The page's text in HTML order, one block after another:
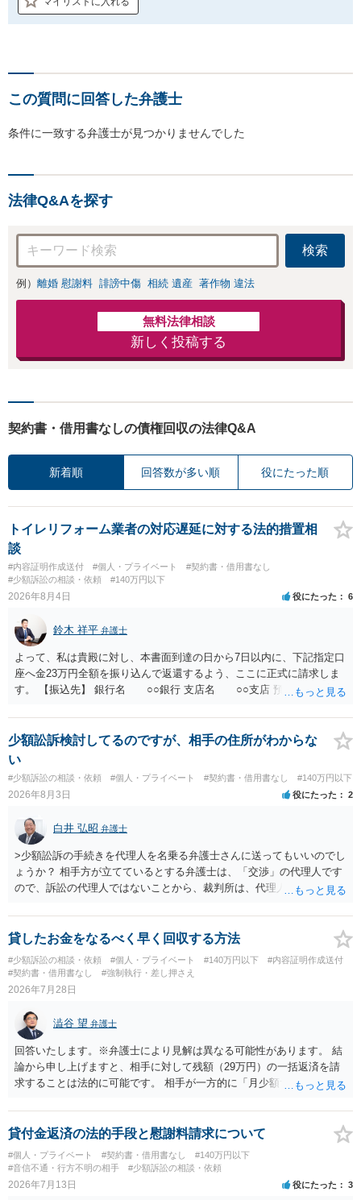
この質問に回答した弁護士
条件に一致する弁護士が見つかりませんでした
法律Q&Aを探す
検索
例） 離婚 慰謝料 誹謗中傷 相続 遺産 著作物 違法
無料法律相談
新しく投稿する
契約書・借用書なしの債権回収の法律Q&A
新着順 回答数が多い順 役にたった順
トイレリフォーム業者の対応遅延に対する法的措置相
談
#内容証明作成送付 #個人・プライベート
#契約書・借用書なし
#少額訴訟の相談・依頼
#140万円以下
2026年8月4日 役にたった 6
鈴木 祥平 弁護士
よって、私は貴殿に対し、本書面到達の日から7日以内に、下記指定口
座へ金23万円全額を振り込んで返還するよう、ここに正式に請求しま
す。 【振込先】 銀行名 ○○銀行 支店名 ○○支店 預金種別 普通
されない場合には、貴殿には任意に返金する意思がないものと判断
し、やむを得ず、返還金23万円及びこれに対する遅延損害金の支払い
を求める民事訴訟、支払督促その他必要な法的手続を直ちに講じま
いても併せて請求する予定ですので、あらかじめ申し添えます。 本件
は、貴殿自らが契約を解約したことによって生じた返還義務の履行を
求めるものにすぎません。貴殿の仕入先との取引関係や返金時期など
の内部事情は、私に対する返還義務の発生や履行時期には何ら影響を
及ぼすものではありません。 これ以上、本件の解決を不必要に遅延さ
せることなく、誠意をもって速やかに返金手続を履行されるよう、強
く求めます。 以上
少額訟訴検討してるのですが、相手の住所がわからな
い
#少額訴訟の相談・依頼 #個人・プライベート #契約書・借用書なし #140万円以下
2026年8月3日 役にたった 2
白井 弘昭 弁護士
>少額訟訴の手続きを代理人を名乗る弁護士さんに送ってもいいのでし
ょうか？ 相手方が立てているとする弁護士は、「交渉」の代理人です
ので、訴訟の代理人ではないことから、裁判所は、代理人宛ての訴状
ている場合は、相手方（被告）の住所で訴状を作成提出し、裁判所に
代理人が就いていたことを知らせると（訴状の記載内容から明らかな
場合も）、裁判所が当該代理人弁護士に事前連絡し、引き続き訴訟も
受任するかを聞いたうえで、受任の意志が明らかになったところで、
直接被告に送達するのではなく、代理人に訴状の受領を促すこともあ
かではありません。もちろん弁護士（２０万円の請求で代理人弁護士
に委任するかも疑わしいのですが）も住所は明らかにしないでしょ
う。 何か本人を示す事実（振込先などの情報）から、相手の住所等の
情報を割り出していくしかないように思えます。 以上、ご参考まで。
貸したお金をなるべく早く回収する方法
#少額訴訟の相談・依頼 #個人・プライベート #140万円以下
#内容証明作成送付
#契約書・借用書なし
#強制執行・差し押さえ
2026年7月28日
澁谷 望 弁護士
回答いたします。※弁護士により見解は異なる可能性があります。 結
論から申し上げますと、相手に対して残額（29万円）の一括返済を請
求することは法的に可能です。 相手が一方的に「月少額ずつ返す」と
は成立していません。当初の返済期日も過ぎているため、一括返済を
求める権利があります。 具体的には、以下の手順で進めるのが効果的
です。 分割拒否と一括請求の通知：PayPayのメッセージ等で「分割
払いには同意していないため、残額の一括払いを求める」旨を明確に
伝えます。 相手の本名・住所の確認：応じない場合に法的手段（少額
貸付金返済の法的手段と慰謝料請求について
#個人・プライベート #契約書・借用書なし
#140万円以下
#音信不通・行方不明の相手
#少額訴訟の相談・依頼
2026年7月13日 役にたった 3